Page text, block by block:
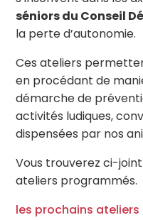
séniors du Conseil
la perte d’autonomie.
Ces ateliers
en procédant de
démarche de
activités ludiques,
dispensées par nos
Vous trouverez ci-
ateliers programmés.
les prochains ateliers